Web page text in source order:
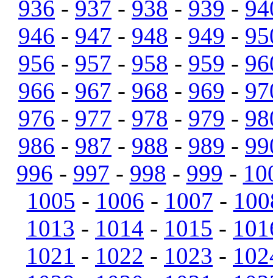
936 - 937 - 938 - 939 -
946 - 947 - 948 - 949 -
956 - 957 - 958 - 959 -
966 - 967 - 968 - 969 -
976 - 977 - 978 - 979 -
986 - 987 - 988 - 989 -
996 - 997 - 998 - 999 -
1005 - 1006 - 1007 -
1013 - 1014 - 1015 -
1021 - 1022 - 1023 -